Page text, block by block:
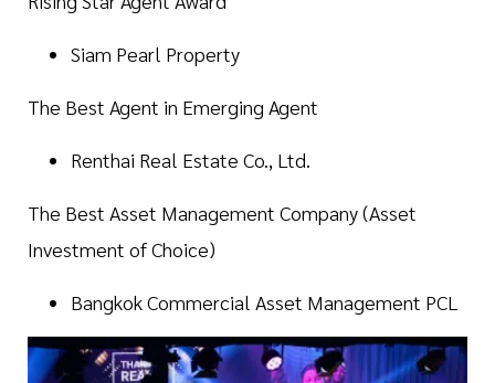
Siam Pearl Property
The Best Agent in Emerging Agent
Renthai Real Estate Co., Ltd.
The Best Asset Management Company (Asset
Investment of Choice)
Bangkok Commercial Asset Management PCL